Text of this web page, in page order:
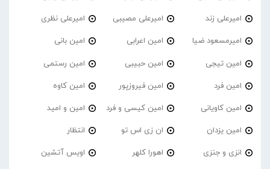
امیرعلی زند امیرعلی مصیبی امیرعلی نظری
امیرمسعود ضیا امین اعرابی امین بانی
امین تیجی امین حبیبی امین رستمی
امین فرد امین فیروزپور امین کاوه
امین کاویانی امین کیسی و فرد امین و امید
امین یزدان ان زی اس تو انتظار
انزی و جنزی اهورا کلهر اویس آتشین